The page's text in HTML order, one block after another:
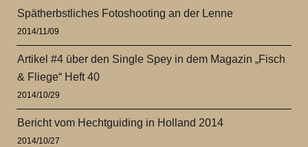
Spätherbstliches Fotoshooting an der Lenne
2014/11/09
Artikel #4 über den Single Spey in dem Magazin „Fisch
& Fliege“ Heft 40
2014/10/29
Bericht vom Hechtguiding in Holland 2014
2014/10/27